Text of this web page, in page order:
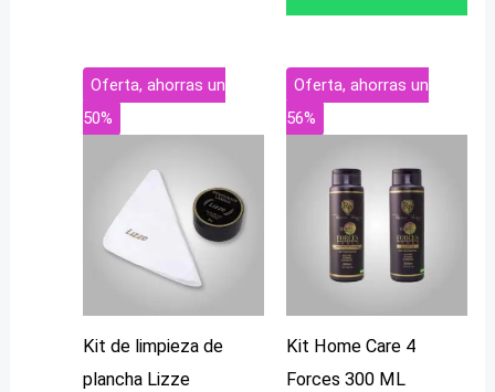
Oferta, ahorras un
50%
Kit de limpieza de
plancha Lizze
El
precio
era:
El
precio
es:
Oferta, ahorras un
56%
Kit Home Care 4
Forces 300 ML
El
precio
era:
El
precio
es: